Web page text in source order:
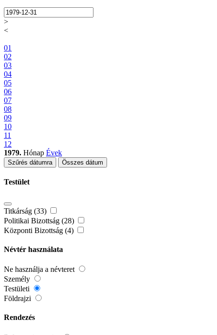
>
<
01
02
03
04
05
06
07
08
09
10
11
12
1979. Hónap Évek
Szűrés dátumra Összes dátum
Testület
Titkárság (33)
Politikai Bizottság (28)
Központi Bizottság (4)
Névtér használata
Ne használja a névteret
Személy
Testületi
Földrajzi
Rendezés